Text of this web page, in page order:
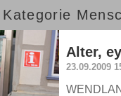
Alter,
23.09.2009